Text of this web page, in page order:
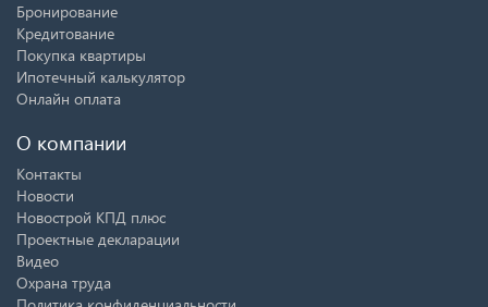
Бронирование
Кредитование
Покупка квартиры
Ипотечный калькулятор
Онлайн оплата
О компании
Контакты
Новости
Новострой КПД плюс
Проектные декларации
Видео
Охрана труда